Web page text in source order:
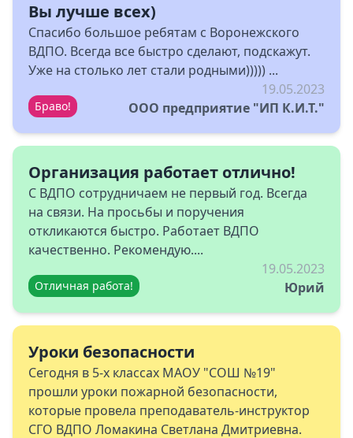
Вы лучше всех)
Спасибо большое ребятам с Воронежского
ВДПО. Всегда все быстро сделают, подскажут.
Уже на столько лет стали родными))))) ...
Браво!
19.05.2023
ООО предприятие "ИП К.И.Т."
Организация работает отлично!
С ВДПО сотрудничаем не первый год. Всегда
на связи. На просьбы и поручения
откликаются быстро. Работает ВДПО
качественно. Рекомендую....
Отличная работа!
19.05.2023
Юрий
Уроки безопасности
Сегодня в 5-х классах МАОУ "СОШ №19"
прошли уроки пожарной безопасности,
которые провела преподаватель-инструктор
СГО ВДПО Ломакина Светлана Дмитриевна.